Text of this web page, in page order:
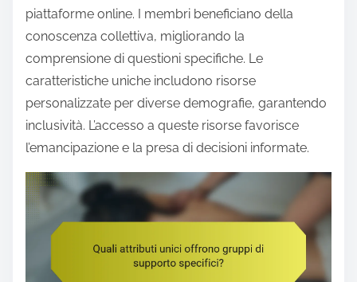
piattaforme online. I membri beneficiano della
conoscenza collettiva, migliorando la
comprensione di questioni specifiche. Le
caratteristiche uniche includono risorse
personalizzate per diverse demografie, garantendo
inclusività. L’accesso a queste risorse favorisce
l’emancipazione e la presa di decisioni informate.